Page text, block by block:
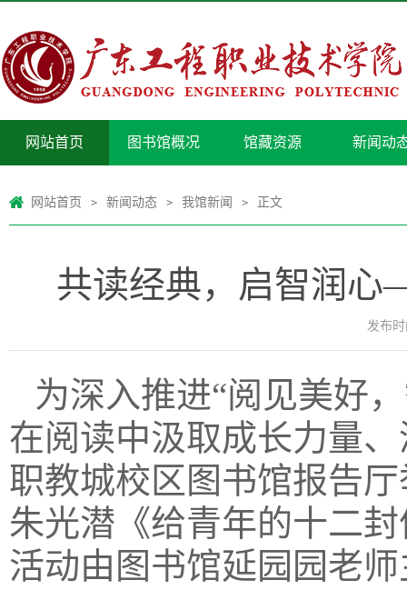
网站首页 图书馆概况 馆藏资源 新闻动
网站首页 > 新闻动态 > 我馆新闻 > 正文
共读经典，启智润
发布时
为深入推进“阅见美好
在阅读中汲取成长力量
职教城校区图书馆报告
朱光潜《给青年的十二
活动由图书馆延园园老